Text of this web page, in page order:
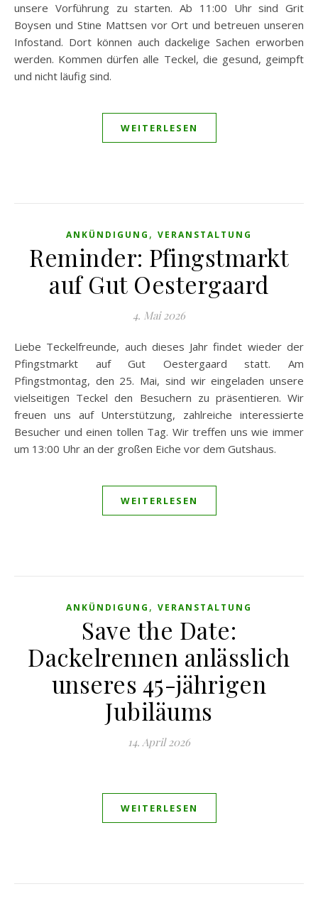
unsere Vorführung zu starten. Ab 11:00 Uhr sind Grit
Boysen und Stine Mattsen vor Ort und betreuen unseren
Infostand. Dort können auch dackelige Sachen erworben
werden. Kommen dürfen alle Teckel, die gesund, geimpft
und nicht läufig sind.
WEITERLESEN
ANKÜNDIGUNG , VERANSTALTUNG
Reminder: Pfingstmarkt
auf Gut Oestergaard
4. Mai 2026
Liebe Teckelfreunde, auch dieses Jahr findet wieder der
Pfingstmarkt auf Gut Oestergaard statt. Am
Pfingstmontag, den 25. Mai, sind wir eingeladen unsere
vielseitigen Teckel den Besuchern zu präsentieren. Wir
freuen uns auf Unterstützung, zahlreiche interessierte
Besucher und einen tollen Tag. Wir treffen uns wie immer
um 13:00 Uhr an der großen Eiche vor dem Gutshaus.
WEITERLESEN
ANKÜNDIGUNG , VERANSTALTUNG
Save the Date:
Dackelrennen anlässlich
unseres 45-jährigen
Jubiläums
14. April 2026
WEITERLESEN